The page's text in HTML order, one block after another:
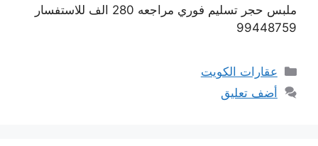
ملبس حجر تسليم فوري مراجعه 280 الف للاستفسار
99448759
التصنيفات
عقارات الكويت
أضف تعليق